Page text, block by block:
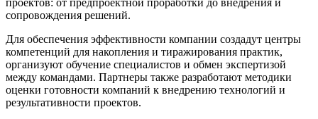
сопровождения решений.
Для обеспечения эффективности компании создадут центры
компетенций для накопления и тиражирования практик,
организуют обучение специалистов и обмен экспертизой
между командами. Партнеры также разработают методики
оценки готовности компаний к внедрению технологий и
результативности проектов.